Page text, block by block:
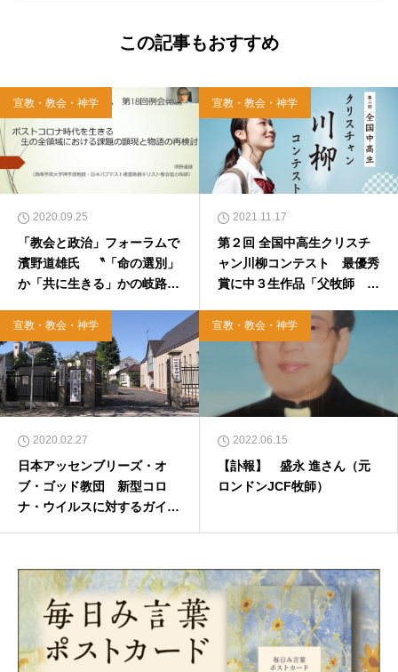
この記事もおすすめ
宣教・教会・神学
2020.09.25
「教会と政治」フォーラムで
濱野道雄氏 〝「命の選別」
か「共に生きる」かの岐路〟
宣教・教会・神学
2021.11.17
第２回 全国中高生クリスチ
ャン川柳コンテスト 最優秀
賞に中３生作品「父牧師 ど
宣教・教会・神学
2020.02.27
日本アッセンブリーズ・オ
ブ・ゴッド教団 新型コロ
ナ・ウイルスに対するガイド
宣教・教会・神学
2022.06.15
【訃報】 盛永 進さん（元
ロンドンJCF牧師）